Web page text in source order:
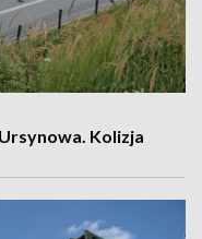
Kolizja